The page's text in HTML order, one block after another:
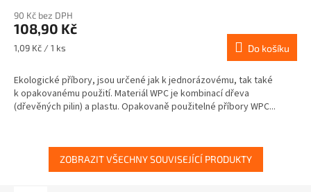
90 Kč bez DPH
108,90 Kč
Měrná
1,09 Kč / 1 ks Do košíku
Ekologické příbory, jsou určené jak k jednorázovému, tak také
k opakovanému použití. Materiál WPC je kombinací dřeva
(dřevěných pilin) a plastu. Opakovaně použitelné příbory WPC...
ZOBRAZIT VŠECHNY SOUVISEJÍCÍ PRODUKTY